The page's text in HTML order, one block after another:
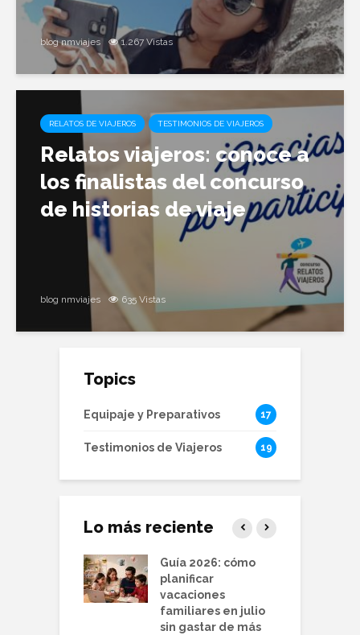
blog nmviajes 1.267 Vistas
RELATOS DE VIAJEROS TESTIMONIOS DE VIAJEROS
Relatos viajeros: conoce a
los finalistas del concurso
de historias de viaje
blog nmviajes 635 Vistas
Topics
Equipaje y Preparativos 17
Testimonios de Viajeros 19
Lo más reciente
Guía 2026: cómo
planificar
vacaciones
familiares en julio
sin gastar de más